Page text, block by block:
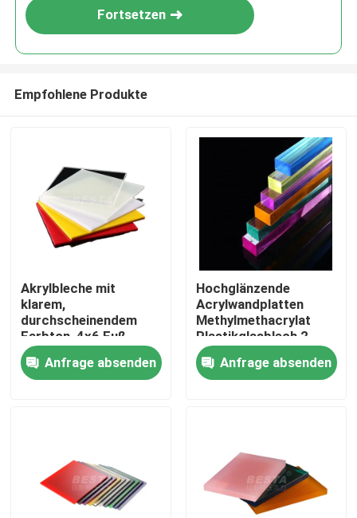
Zu Hause
Videos
Über uns
Fortsetzen
Empfohlene Produkte
Akrylbleche mit
klarem,
durchscheinendem
Farbton, 4x6 Fuß
Wetterbeständigkeit
Anfrage absenden
Hochglänzende
Acrylwandplatten
Methylmethacrylat
Plastikglasblech 2-
120mm
Anfrage absenden